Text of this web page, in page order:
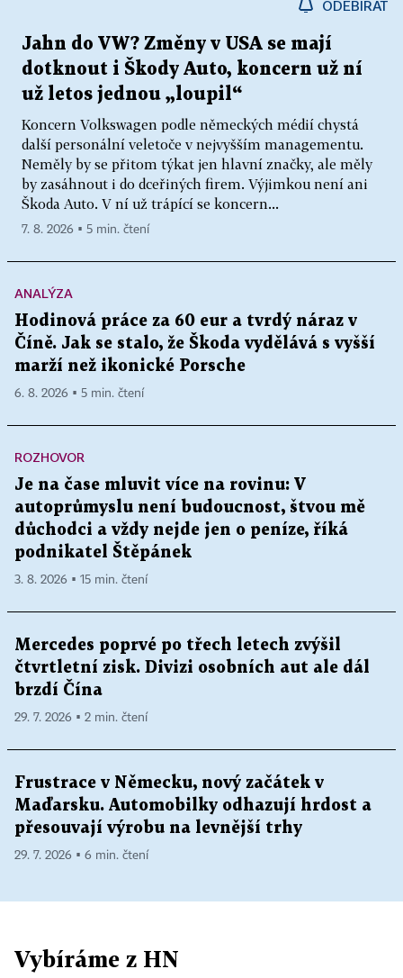
ODEBÍRAT
Jahn do VW? Změny v USA se mají
dotknout i Škody Auto, koncern už ní
už letos jednou „loupil“
Koncern Volkswagen podle německých médií chystá
další personální veletoče v nejvyšším managementu.
Neměly by se přitom týkat jen hlavní značky, ale měly
by zasáhnout i do dceřiných firem. Výjimkou není ani
Škoda Auto. V ní už trápící se koncern...
7. 8. 2026 ▪ 5 min. čtení
ANALÝZA
Hodinová práce za 60 eur a tvrdý náraz v
Číně. Jak se stalo, že Škoda vydělává s vyšší
marží než ikonické Porsche
6. 8. 2026 ▪ 5 min. čtení
ROZHOVOR
Je na čase mluvit více na rovinu: V
autoprůmyslu není budoucnost, štvou mě
důchodci a vždy nejde jen o peníze, říká
podnikatel Štěpánek
3. 8. 2026 ▪ 15 min. čtení
Mercedes poprvé po třech letech zvýšil
čtvrtletní zisk. Divizi osobních aut ale dál
brzdí Čína
29. 7. 2026 ▪ 2 min. čtení
Frustrace v Německu, nový začátek v
Maďarsku. Automobilky odhazují hrdost a
přesouvají výrobu na levnější trhy
29. 7. 2026 ▪ 6 min. čtení
Vybíráme z HN